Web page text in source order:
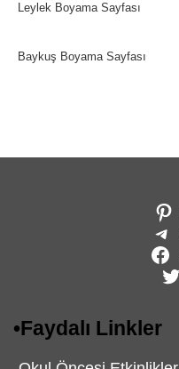
Leylek Boyama Sayfası
Baykuş Boyama Sayfası
•Faydalı Linkler